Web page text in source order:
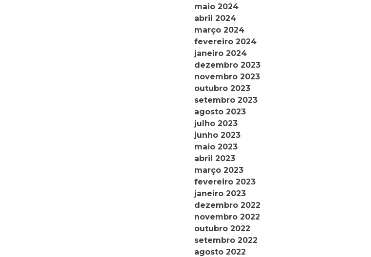
maio 2024
abril 2024
março 2024
fevereiro 2024
janeiro 2024
dezembro 2023
novembro 2023
outubro 2023
setembro 2023
agosto 2023
julho 2023
junho 2023
maio 2023
abril 2023
março 2023
fevereiro 2023
janeiro 2023
dezembro 2022
novembro 2022
outubro 2022
setembro 2022
agosto 2022